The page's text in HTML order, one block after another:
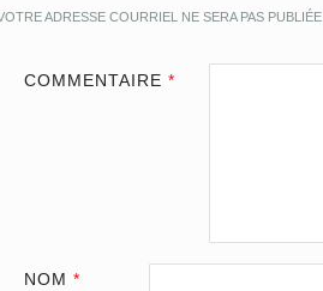
ADRESSE COURRIEL NE SERA PAS PUBLIÉE.
COMMENTAIRE *
NOM *